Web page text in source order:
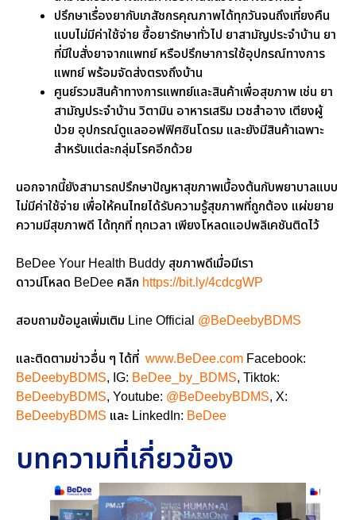
ปรึกษาเรื่องยากับเภสัชกรคุณภาพได้ทุกวันจนถึงเที่ยงคืน
แบบไม่มีค่าใช้จ่าย ซื้อยารักษาทั่วไป ยาสามัญประจำบ้าน ยา
ที่มีใบสั่งยาจากแพทย์ หรือปรึกษาการใช้อุปกรณ์ทางการ
แพทย์ พร้อมจัดส่งตรงถึงบ้าน
ศูนย์รวมสินค้าทางการแพทย์และสินค้าเพื่อสุขภาพ เช่น ยา
สามัญประจำบ้าน วิตามิน อาหารเสริม เวชสำอาง เตียงผู้
ป่วย อุปกรณ์ดูแลออฟฟิศซินโดรม และยังมีสินค้าเฉพาะ
สำหรับแต่ละกลุ่มโรคอีกด้วย
นอกจากนี้ยังสามารถปรึกษาปัญหาสุขภาพเบื้องต้นกับพยาบาลแบบ
ไม่มีค่าใช้จ่าย เพื่อให้คนไทยได้รับความรู้สุขภาพที่ถูกต้อง แผ่ขยาย
ความมีสุขภาพดี ได้ทุกที่ ทุกเวลา เพียงโหลดแอปพลิเคชันติดไว้
BeDee Your Health Buddy สุขภาพดีเมื่อมีเรา
ดาวน์โหลด BeDee คลิก https://bit.ly/4cdcgWP
สอบถามข้อมูลเพิ่มเติม Line Official @BeDeebyBDMS
และติดตามข่าวอื่น ๆ ได้ที่ www.BeDee.com Facebook:
BeDeebyBDMS, IG: BeDee_by_BDMS, Tiktok:
BeDeebyBDMS, Youtube: @BeDeebyBDMS, X:
BeDeebyBDMS และ LinkedIn: BeDee
บทความที่เกี่ยวข้อง